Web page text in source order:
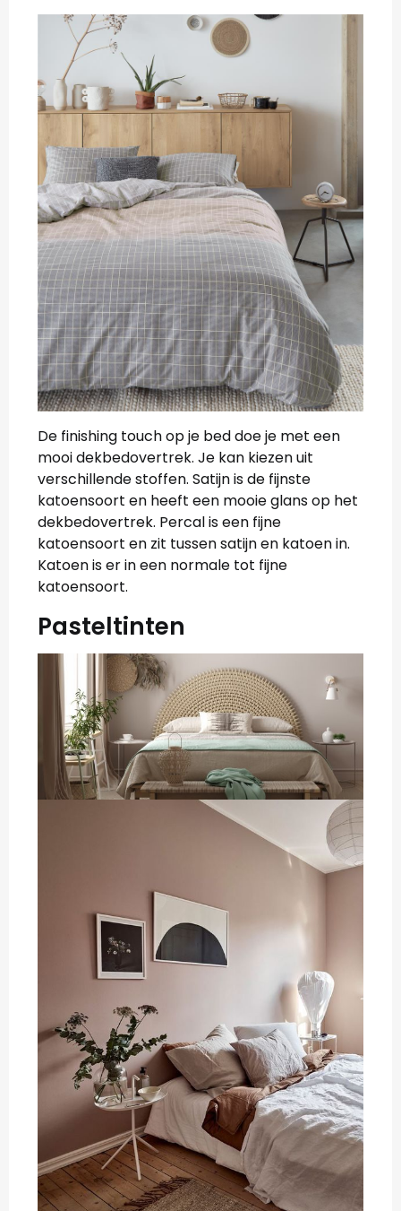
De finishing touch op je bed doe je met een
mooi dekbedovertrek. Je kan kiezen uit
verschillende stoffen. Satijn is de fijnste
katoensoort en heeft een mooie glans op het
dekbedovertrek. Percal is een fijne
katoensoort en zit tussen satijn en katoen in.
Katoen is er in een normale tot fijne
katoensoort.
Pasteltinten